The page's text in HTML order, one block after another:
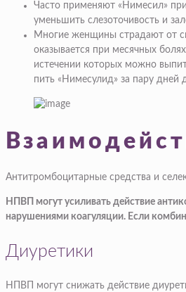
Часто применяют «Нимесил»
уменьшить слезоточивость и
Многие женщины страдают от
оказывается при месячных
истечении которых можно
пить «Нимесулид» за пару дней
Антитромбоцитарные средства и
НПВП могут усиливать действие
нарушениями коагуляции. Если
Диуретики
НПВП могут снижать действие